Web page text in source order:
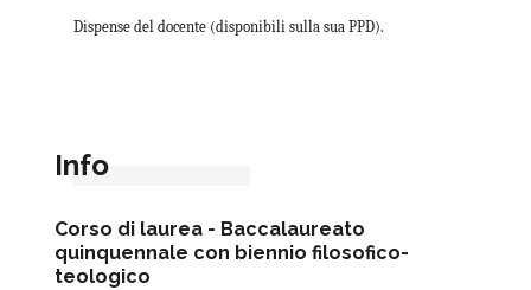
Dispense del docente (disponibili sulla sua PPD).
Info
Corso di laurea - Baccalaureato
quinquennale con biennio filosofico-
teologico